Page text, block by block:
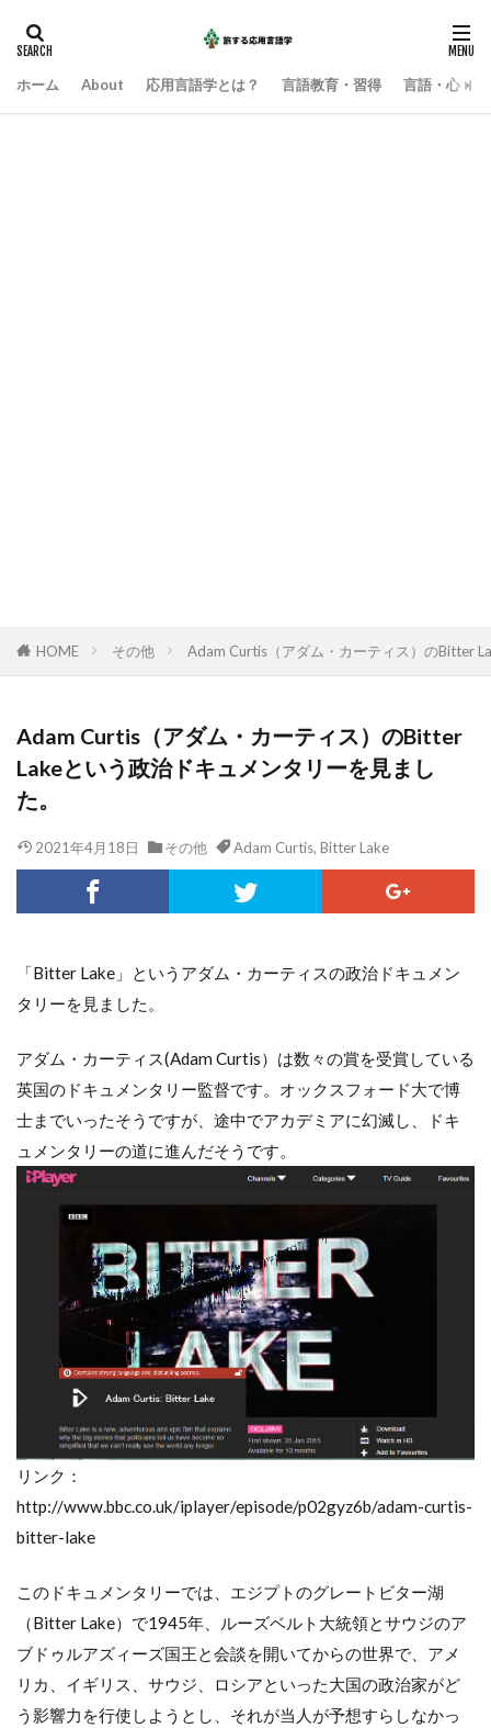
ホーム About 応用言語学とは？ 言語教育・習得 言語・心・
HOME その他 Adam Curtis（アダム・カーティス）のBitter
Adam Curtis（アダム・カーティス）のBitter
Lakeという政治ドキュメンタリーを見まし
た。
2021年4月18日 その他 Adam Curtis, Bitter Lake
「Bitter Lake」というアダム・カーティスの政治ドキュメン
タリーを見ました。
アダム・カーティス(Adam Curtis）は数々の賞を受賞している
英国のドキュメンタリー監督です。オックスフォード大で博
士までいったそうですが、途中でアカデミアに幻滅し、ドキ
ュメンタリーの道に進んだそうです。
リンク：
http://www.bbc.co.uk/iplayer/episode/p02gyz6b/adam-curtis-
bitter-lake
このドキュメンタリーでは、エジプトのグレートビター湖
（Bitter Lake）で1945年、ルーズベルト大統領とサウジのア
ブドゥルアズィーズ国王と会談を開いてからの世界で、アメ
リカ、イギリス、サウジ、ロシアといった大国の政治家がど
う影響力を行使しようとし、それが当人が予想すらしなかっ